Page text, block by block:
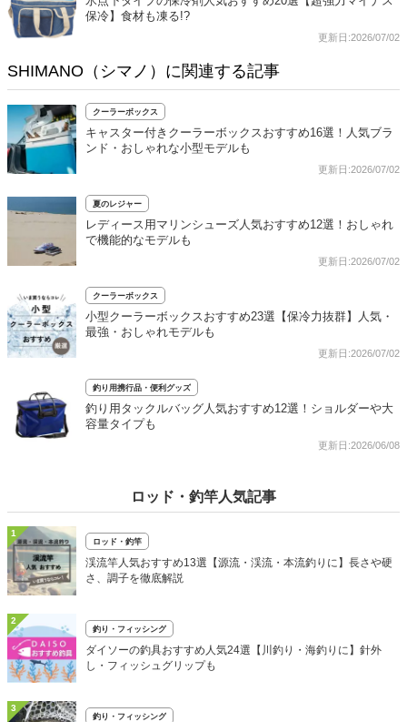
保冷】食材も凍る!?
更新日:2026/07/02
SHIMANO（シマノ）に関連する記事
クーラーボックス
キャスター付きクーラーボックスおすすめ16選！人気ブラ
ンド・おしゃれな小型モデルも
更新日:2026/07/02
夏のレジャー
レディース用マリンシューズ人気おすすめ12選！おしゃれ
で機能的なモデルも
更新日:2026/07/02
クーラーボックス
小型クーラーボックスおすすめ23選【保冷力抜群】人気・
最強・おしゃれモデルも
更新日:2026/07/02
釣り用携行品・便利グッズ
釣り用タックルバッグ人気おすすめ12選！ショルダーや大
容量タイプも
更新日:2026/06/08
ロッド・釣竿人気記事
1
ロッド・釣竿
渓流竿人気おすすめ13選【源流・渓流・本流釣りに】長さや硬
さ、調子を徹底解説
2
釣り・フィッシング
ダイソーの釣具おすすめ人気24選【川釣り・海釣りに】針外
し・フィッシュグリップも
3
釣り・フィッシング